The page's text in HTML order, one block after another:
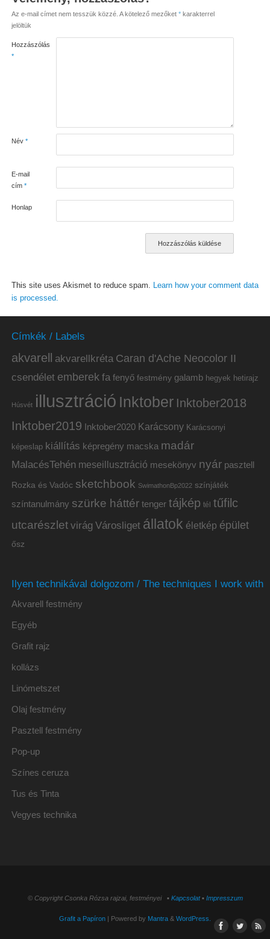
Az e-mail címet nem tesszük közzé. A kötelező mezőket *karakterrel
jelöltük
Hozzászólás
*
Név *
E-mail
cím *
Honlap
This site uses Akismet to reduce spam. Learn how your comment data
is processed.
Címkék / Labels
akvarell akvarellkréta Caran d'Ache Neocolor II
csendélet emberek fa fenyő festmény galamb hegyek hetirajz
Húsvét illusztráció Inktober Inktober2018
Inktober2019 Inktober2020 Karácsony Karácsonyi
képeslap kiállítás képregény macska madár
MalacésTehén meseillusztráció mesekönyv nyár pasztell
Rozka és Vadóc sketchbook SwimathonBp2022 színjáték
színtanulmány szürke háttér tenger tájkép tél tűfilc
utcarészlet virág Városliget állatok életkép épület
ősz
Ilyen technikával dolgozom / The techniques I work with
Akvarell festmény
Egyéb
Grafit rajz
kollázs
Linómetszet
Olaj festmény
Pasztell festmény
Pop-up
Színes ceruza
Tus és Tinta
Vegyes technika
© Copyright Csonka Rózsa rajzai, festményei ▪ Kapcsolat▪ Impresszum
Grafit a Papíron | Powered by Mantra & WordPress.